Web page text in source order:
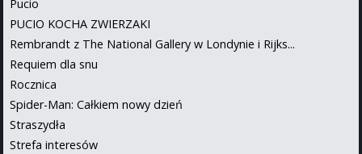
Pucio
PUCIO KOCHA ZWIERZAKI
Rembrandt z The National Gallery w Londynie i Rijks...
Requiem dla snu
Rocznica
Spider-Man: Całkiem nowy dzień
Straszydła
Strefa interesów